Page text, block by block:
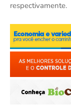
respectivamente.